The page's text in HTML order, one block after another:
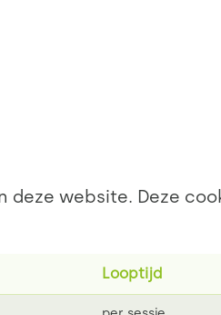
website. Deze
Looptijd